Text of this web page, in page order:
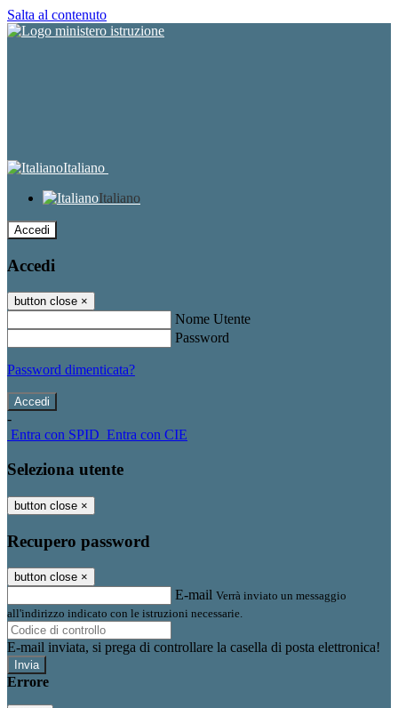
Salta al contenuto
Italiano
Italiano
Accedi
Accedi
button close ×
Nome Utente
Password
Password dimenticata?
-
Entra con SPID Entra con CIE
Seleziona utente
button close ×
Recupero password
button close ×
E-mail Verrà inviato un messaggio
all'indirizzo indicato con le istruzioni necessarie.
E-mail inviata, si prega di controllare la casella di posta elettronica!
Errore